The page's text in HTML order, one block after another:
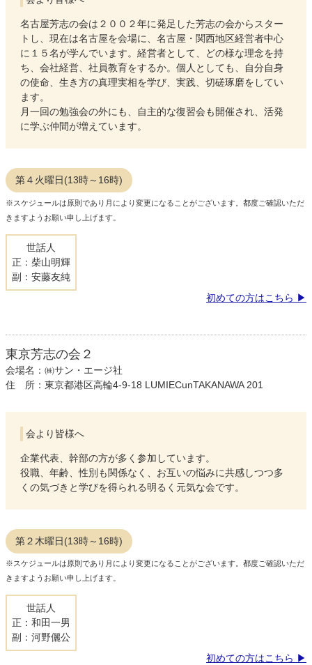
名古屋芳志の会は２００２年に発足した芳志の会からスター
トし、現在は名古屋を会場に、名古屋・関西地区経営者中心
に１５名が学んでいます。経営者として、どの様な理念を持
ち、会社経営、社員教育をするか。個人としても、自分自身
の使命、生き方の真理実相を学び、実践、切磋琢磨をしてい
ます。
月一回の勉強会の外にも、自主的な復習会も開催され、活発
に学ぶ仲間が増えています。
第４火曜日(13時～16時)
※スケジュールは原則であり月により変更になることがございます。都度ご確認いただ
きますようお願い申し上げます。
世話人
正：柴山明輝
副：安藤友純
初めての方はこちら
東京芳志の会２
会場名：㈱サン・エージ社
住 所：東京都港区高輪4-9-18 LUMIECunTAKANAWA 201
会より皆様へ
企業代表、幹部の方が多く参加しています。
役職、年齢、性別も関係なく、お互いの悩みに共感しつつ多
くの気づきと学びを得られる明るく元気な会です。
第２木曜日(13時～16時)
※スケジュールは原則であり月により変更になることがございます。都度ご確認いただ
きますようお願い申し上げます。
世話人
正：和田一男
副：河野儷公
初めての方はこちら